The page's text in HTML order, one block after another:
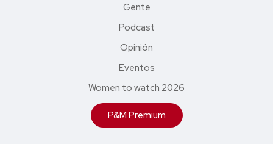
Gente
Podcast
Opinión
Eventos
Women to watch 2026
P&M Premium